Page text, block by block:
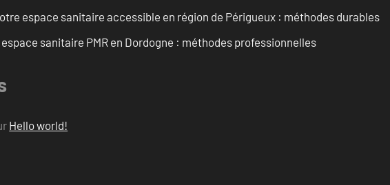
espace sanitaire accessible en région de Périgueux : méthodes durables
sanitaire PMR en Dordogne : méthodes professionnelles
Hello world!